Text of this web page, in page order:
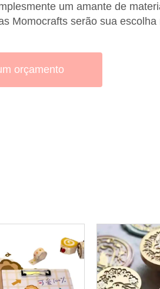
um amante de
Momocrafts serão sua escolha
orçamento